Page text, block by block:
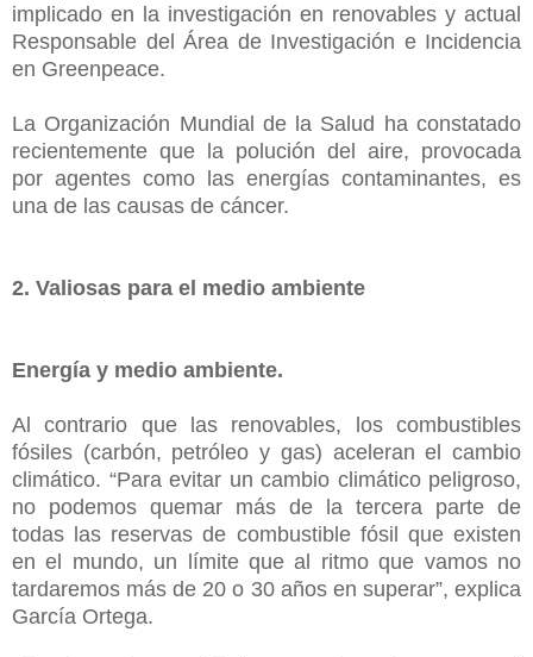
implicado en la investigación en renovables y actual
Responsable del Área de Investigación e Incidencia
en Greenpeace.
La Organización Mundial de la Salud ha constatado
recientemente que la polución del aire, provocada
por agentes como las energías contaminantes, es
una de las causas de cáncer.
2. Valiosas para el medio ambiente
Energía y medio ambiente.
Al contrario que las renovables, los combustibles
fósiles (carbón, petróleo y gas) aceleran el cambio
climático. “Para evitar un cambio climático peligroso,
no podemos quemar más de la tercera parte de
todas las reservas de combustible fósil que existen
en el mundo, un límite que al ritmo que vamos no
tardaremos más de 20 o 30 años en superar”, explica
García Ortega.